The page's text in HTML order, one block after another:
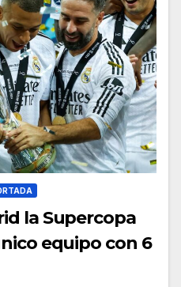
la Supercopa
equipo con 6